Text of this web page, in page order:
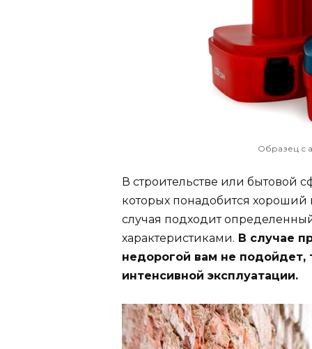
Образец с
В строительстве или бытовой
которых понадобится
случая подходит
характеристиками. В случае
недорогой вам не подойдет,
интенсивной эксплуатации.